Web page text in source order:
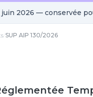
juin 2026 — conservée
SUP AIP 130/2026